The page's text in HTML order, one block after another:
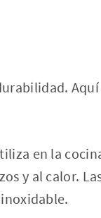
en la
y al calor.